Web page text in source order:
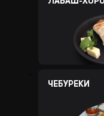
ЧЕБУРЕКИ